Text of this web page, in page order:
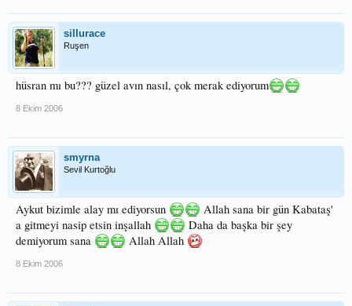
sillurace
Ruşen
hüsran mı bu??? güzel avın nasıl, çok merak ediyorum
8 Ekim 2006
smyrna
Sevil Kurtoğlu
Aykut bizimle alay mı ediyorsun
Allah sana bir gün Kabataş'
a gitmeyi nasip etsin inşallah
Daha da başka bir şey
demiyorum sana
Allah Allah
8 Ekim 2006